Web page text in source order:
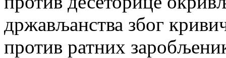
држављанства због
против ратних